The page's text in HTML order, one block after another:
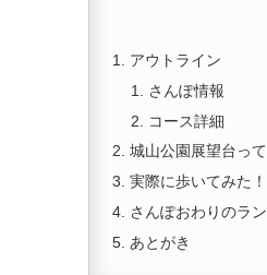
アウトライン
さんぽ情報
コース詳細
城山公園展望台っ
実際に歩いてみた！
さんぽおわりのラ
あとがき